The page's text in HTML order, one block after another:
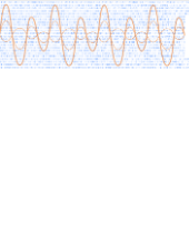
Passer
vers
le